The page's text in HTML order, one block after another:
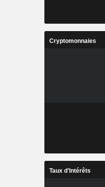
Cryptomonnaies
Taux d'Intérêts